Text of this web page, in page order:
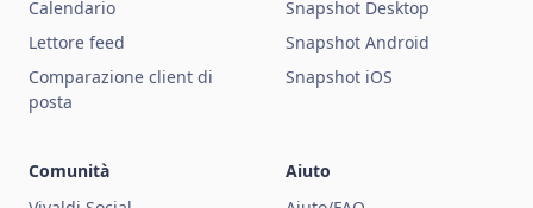
Calendario
Lettore feed
Comparazione client di
posta
Snapshot Desktop
Snapshot Android
Snapshot iOS
Comunità
Aiuto